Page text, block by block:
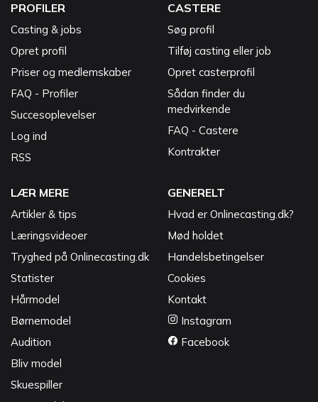
PROFILER
Casting & jobs
Opret profil
Priser og medlemskaber
FAQ - Profiler
Succesoplevelser
Log ind
RSS
CASTERE
Søg profil
Tilføj casting eller job
Opret casterprofil
Sådan finder du
medvirkende
FAQ - Castere
Kontrakter
LÆR MERE
Artikler & tips
Læringsvideoer
Tryghed på Onlinecasting.dk
Statister
Hårmodel
Børnemodel
Audition
Bliv model
Skuespiller
GENERELT
Hvad er Onlinecasting.dk?
Mød holdet
Handelsbetingelser
Cookies
Kontakt
Instagram
Facebook